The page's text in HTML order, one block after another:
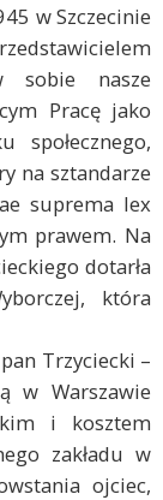
w Szczecinie
sobie nasze
Pracę jako
społecznego,
na sztandarze
suprema lex
prawem. Na
dotarła
która
Trzyciecki –
w Warszawie
i kosztem
zakładu w
ojciec,